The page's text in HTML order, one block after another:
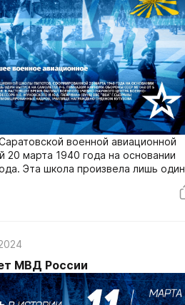
военной авиационной
марта 1940 года на основании
Эта школа произвела лишь один
МВД России